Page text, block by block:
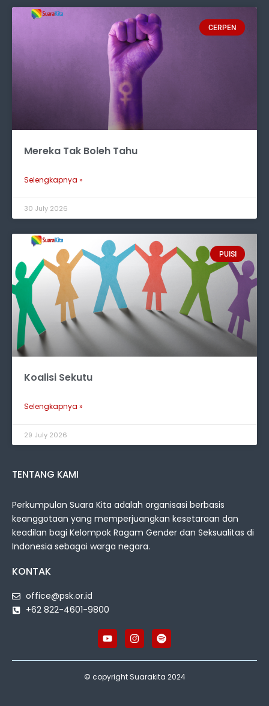
CERPEN
Mereka Tak Boleh Tahu
Selengkapnya »
30 July 2026
PUISI
Koalisi Sekutu
Selengkapnya »
29 July 2026
TENTANG KAMI
Perkumpulan Suara Kita adalah organisasi berbasis
keanggotaan yang memperjuangkan kesetaraan dan
keadilan bagi Kelompok Ragam Gender dan Seksualitas di
Indonesia sebagai warga negara.
KONTAK
office@psk.or.id
+62 822-4601-9800
© copyright Suarakita 2024